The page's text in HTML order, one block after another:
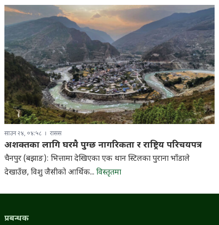
साउन २४, ०४:५८ रासस
अशक्तका लागि घरमै पुग्छ नागरिकता र राष्ट्रिय परिचयपत्र
चैनपुर (बझाङ): भित्तामा देखिएका एक थान स्टिलका पुराना भाँडाले
देखाउँछ, विशु जैसीको आर्थिक... विस्तृतमा
प्रबन्धक